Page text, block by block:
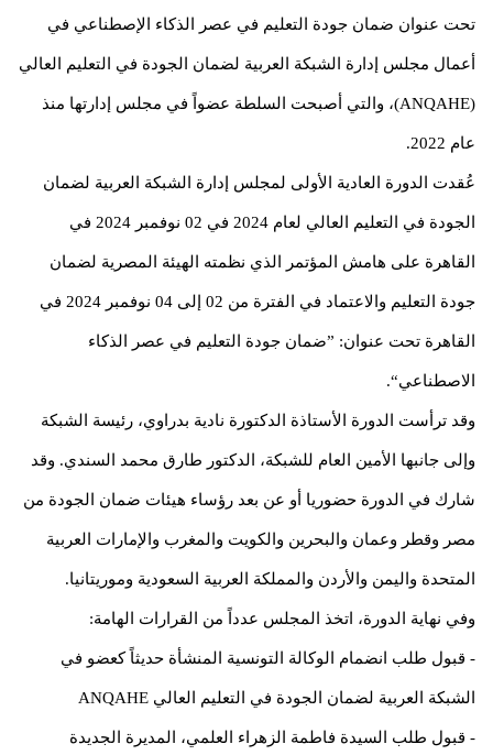
تحت عنوان ضمان جودة التعليم في عصر الذكاء الإصطناعي في
أعمال مجلس إدارة الشبكة العربية لضمان الجودة في التعليم العالي
(ANQAHE)، والتي أصبحت السلطة عضواً في مجلس إدارتها منذ
عام 2022.
عُقدت الدورة العادية الأولى لمجلس إدارة الشبكة العربية لضمان
الجودة في التعليم العالي لعام 2024 في 02 نوفمبر 2024 في
القاهرة على هامش المؤتمر الذي نظمته الهيئة المصرية لضمان
جودة التعليم والاعتماد في الفترة من 02 إلى 04 نوفمبر 2024 في
القاهرة تحت عنوان: ”ضمان جودة التعليم في عصر الذكاء
الاصطناعي“.
وقد ترأست الدورة الأستاذة الدكتورة نادية بدراوي، رئيسة الشبكة
وإلى جانبها الأمين العام للشبكة، الدكتور طارق محمد السندي. وقد
شارك في الدورة حضوريا أو عن بعد رؤساء هيئات ضمان الجودة من
مصر وقطر وعمان والبحرين والكويت والمغرب والإمارات العربية
المتحدة واليمن والأردن والمملكة العربية السعودية وموريتانيا.
وفي نهاية الدورة، اتخذ المجلس عدداً من القرارات الهامة:
- قبول طلب انضمام الوكالة التونسية المنشأة حديثاً كعضو في
الشبكة العربية لضمان الجودة في التعليم العالي ANQAHE
- قبول طلب السيدة فاطمة الزهراء العلمي، المديرة الجديدة